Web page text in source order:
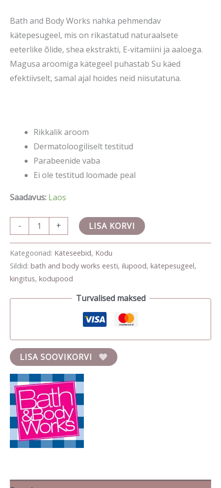
Bath and Body Works nahka pehmendav
kätepesugeel, mis on rikastatud naturaalsete
eeterlike õlide, shea ekstrakti, E-vitamiini ja aaloega.
Magusa aroomiga kätegeel puhastab Su käed
efektiivselt, samal ajal hoides neid niisutatuna.
Rikkalik aroom
Dermatoloogiliselt testitud
Parabeenide vaba
Ei ole testitud loomade peal
Saadavus: Laos
- + LISA KORVI
Kategooriad: Käteseebid, Kodu
Sildid: bath and body works eesti, ilupood, kätepesugeel,
kingitus, kodupood
Turvalised maksed
LISA SOOVIKORVI